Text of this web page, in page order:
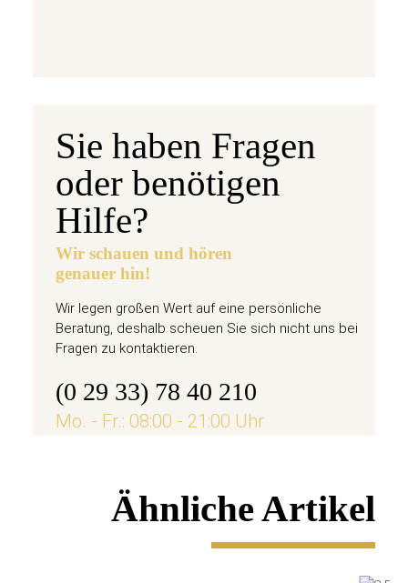
Sie haben Fragen
oder benötigen
Hilfe?
Wir schauen und hören
genauer hin!
Wir legen großen Wert auf eine persönliche
Beratung, deshalb scheuen Sie sich nicht uns bei
Fragen zu kontaktieren.
(0 29 33) 78 40 210
Mo. - Fr.: 08:00 - 21:00 Uhr
Ähnliche Artikel